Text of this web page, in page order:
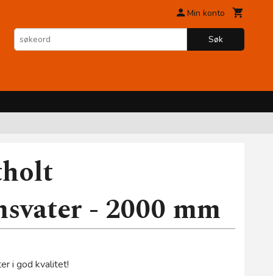
Min konto
Søk
- 2000 mm
i god kvalitet!